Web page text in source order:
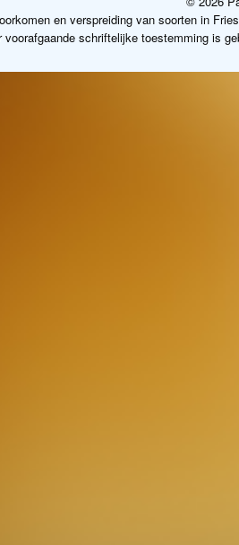
en verspreiding van soorten in
voorafgaande schriftelijke toestemming is